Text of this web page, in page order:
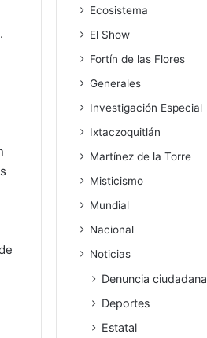
Ecosistema
El Show
Fortín de las Flores
Generales
Investigación Especial
Ixtaczoquitlán
Martínez de la Torre
Misticismo
Mundial
Nacional
Noticias
Denuncia ciudadana
Deportes
Estatal